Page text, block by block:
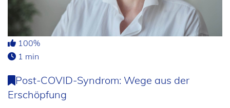
100%
1 min
Post-COVID-Syndrom: Wege aus der
Erschöpfung